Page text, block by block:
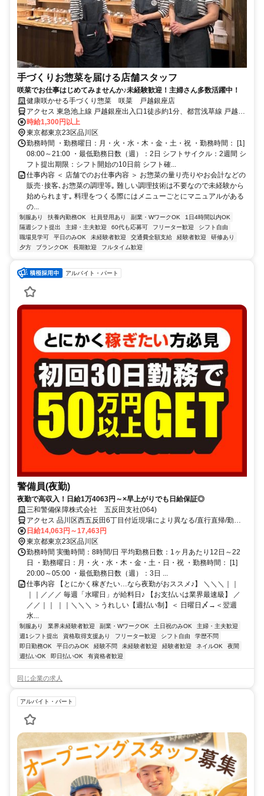
手づくりお惣菜を届ける店舗スタッフ
咲菜でお仕事はじめてみませんか♪未経験歓迎！主婦さん多数活躍中！
健康咲かせる手づくり惣菜 咲菜 戸越銀座店
アクセス 東急池上線 戸越銀座出入口1徒歩約1分、都営浅草線 戸越A3
口徒歩約2分、東急池上線 荏原中延徒歩約10分 東急池上線「戸越銀
座」駅 下車すぐ
時給1,300円以上
東京都東京23区品川区
勤務時間 ・勤務曜日：月・火・水・木・金・土・祝 ・勤務時間： [1]
08:00～21:00 ・最低勤務日数（週）：2日 シフトサイクル：2週間 シ
フト提出期限：シフト開始の10日前 シフト確...
仕事内容 ＜ 店舗でのお仕事内容 ＞ お惣菜の量り売りやお会計などの
販売･接客､お惣菜の調理等｡ 難しい調理技術は不要なので未経験から
始められます｡ 料理をつくる際にはメニューごとにマニュアルがある
の...
制服あり 扶養内勤務OK 社員登用あり 副業・WワークOK
1日4時間以内OK
隔週シフト提出
主婦・主夫歓迎 60代も応募可 フリーター歓迎
シフト自由
職場見学可
平日のみOK 未経験者歓迎 交通費全額支給 経験者歓迎
研修あり
夕方
ブランクOK 長期歓迎 フルタイム歓迎
アルバイト・パート
警備員(夜勤)
夜勤で高収入！日給1万4063円～×早上がりでも日給保証◎
三和警備保障株式会社 五反田支社(064)
アクセス 品川区西五反田6丁目付近現場により異なる/直行直帰/勤務
地相談可■電話面接■来社不要
日給14,063円～17,463円
東京都東京23区品川区
勤務時間 実働時間：8時間/日 平均勤務日数：1ヶ月あたり12日～22
日 ・勤務曜日：月・火・水・木・金・土・日・祝 ・勤務時間： [1]
20:00～05:00 ・最低勤務日数（週）：3日 ...
仕事内容 【とにかく稼ぎたい…なら夜勤がおススメ♪】 ＼＼＼｜｜
｜｜／／／ 毎週「水曜日」が給料日♪ 【お支払いは業界最速級】 ／
／／｜｜ ｜｜＼＼＼ ＞うれしい【週払い制】＜ 日曜日〆→＜翌週
水...
制服あり 業界未経験者歓迎 副業・WワークOK 土日祝のみOK
主婦・主夫歓迎
週1シフト提出
資格取得支援あり フリーター歓迎 シフト自由
学歴不問
即日勤務OK
平日のみOK 経験不問 未経験者歓迎 経験者歓迎 ネイルOK
夜間
週払いOK
即日払いOK 有資格者歓迎
同じ企業の求人
アルバイト・パート